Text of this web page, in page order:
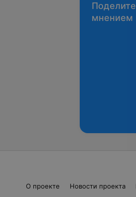
мнением
О проекте Новости проекта